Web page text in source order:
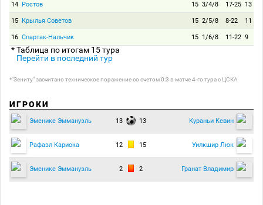
14 Ростов 15 3/4/8 17-25 13
15 Крылья Советов 15 2/5/8 8-22 11
16 Спартак-Нальчик 15 1/6/8 11-22 9
* Таблица по итогам 15 тура
Перейти в последний тур
*"Зениту" засчитано техническое поражение со счетом 0:3 в матче 4-го тура с ЦСКА
ИГРОКИ
Эменике Эммануэль 13 13 Кураньи Кевин
Рафаэл Кариока 12 15 Уилкшир Люк
Эменике Эммануэль 2 2 Гранат Владимир